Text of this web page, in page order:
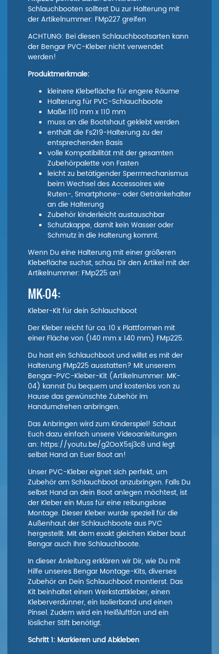
Schlauchbooten solltest Du zur Halterung mit
der Artikelnummer: FMp227 greifen
ACHTUNG: Bei diesen Schlauchbootsarten kann
der Bengar PVC-Kleber nicht verwendet
werden!
Produktmerkmale:
kleinere Klebefläche für engere Räume
Halterung für PVC-Schlauchboote
Maße:110 mm x 110 mm
muss an die Bootshaut geklebt werden
enthält die Fs219-Halterung zu der
entsprechenden Basis
volle Kompatibilität mit der gesamten
Zubehörpalette von Fasten
leicht zu betätigender Sperrmechanismus
beim Wechsel des Accessoires wie
Ruten-, Smartphone- oder Getränkehalter
an die Halterung
Zubehör kinderleicht austauschbar
Schutzkappe, damit kein Wasser oder
Schmutz in die Halterung kommt.
Wenn Du eine Halterung mit einer größeren
Klebefläche suchst, schau Dir den Artikel mit der
Artikelnummer: FMp225 an!
MK-04:
Kleber-Kit für dein Schlauchboot
Der Kleber reicht für ca. 10 x Plattformen mit
einer Fläche von (140 mm x 140 mm) FMp225.
Du hast ein Schlauchboot und willst es mit der
Halterung FMp225 ausstatten? Mit unserem
Bengar-PVC-Kleber-Kit (Artikelnummer: MK-
04) kannst Du bequem und kostenlos von zu
Hause das gewünschte Zubehör im
Handumdrehen anbringen.
Das Anbringen wird zum Kinderspiel! Schaut
Euch dazu einfach unsere Videoanleitungen
an: https://youtu.be/g2OoX5sj3c8 und legt
selbst Hand an Euer Boot an!
Unser PVC-Kleber eignet sich perfekt, um
Zubehör am Schlauchboot anzubringen. Falls Du
selbst Hand an dein Boot anlegen möchtest, ist
der Kleber ein Muss für eine reibungslose
Montage. Dieser Kleber wurde speziell für die
Außenhaut der Schlauchboote aus PVC
hergestellt. Mit dem exakt gleichen Kleber baut
Bengar auch Ihre Schlauchboote.
In dieser Anleitung erklären wir Dir, wie Du mit
Hilfe unseres Bengar Montage-Kits, diverses
Zubehör an Dein Schlauchboot montierst. Das
Kit beinhaltet einen Werkstattkleber, einen
Kleberverdünner, ein Isolierband und einen
Pinsel. Zudem wird ein Heißluftfön und ein
löslicher Stift benötigt.
Schritt 1: Markieren und Abkleben